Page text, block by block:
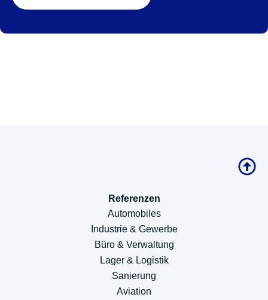
Referenzen
Automobiles
Industrie & Gewerbe
Büro & Verwaltung
Lager & Logistik
Sanierung
Aviation